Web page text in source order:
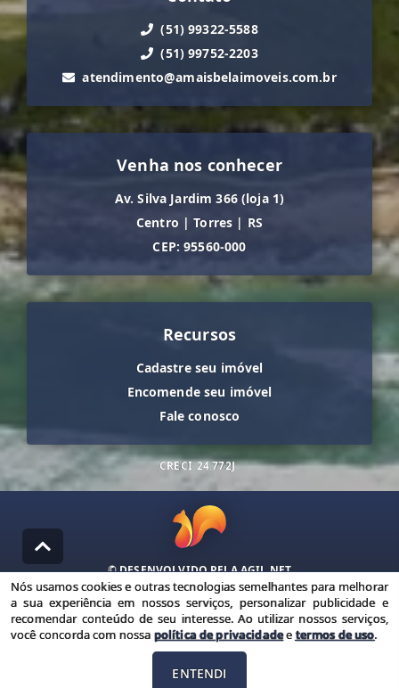
(51) 99322-5588
(51) 99752-2203
atendimento@amaisbelaimoveis.com.br
Venha nos conhecer
Av. Silva Jardim 366 (loja 1)
Centro | Torres | RS
CEP: 95560-000
Recursos
Cadastre seu imóvel
Encomende seu imóvel
Fale conosco
CRECI 24.772J
© DESENVOLVIDO PELAAGIL.NET
Nós usamos cookies e outras tecnologias semelhantes para
melhorar a sua experiência em nossos serviços, personalizar
publicidade e recomendar conteúdo de seu interesse. Ao utilizar
nossos serviços, você concorda com nossa política de privacidade e
Política de Privacidade
Nós usamos cookies e outras tecnologias semelhantes para melhorar
a sua experiência em nossos serviços, personalizar publicidade e
recomendar conteúdo de seu interesse. Ao utilizar nossos serviços,
você concorda com nossa política de privacidadeetermos de uso.
ENTENDI